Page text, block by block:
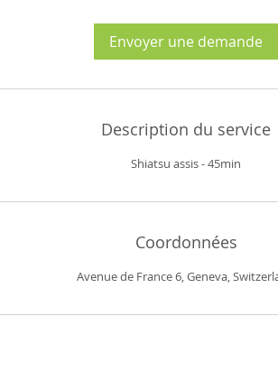
i
nEnvoyer une demande
Description du service
Shiatsu assis - 45min
Coordonnées
Avenue de France 6, Geneva,